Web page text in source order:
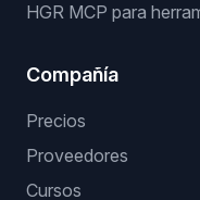
HGR MCP para
Compañía
Precios
Proveedores
Cursos